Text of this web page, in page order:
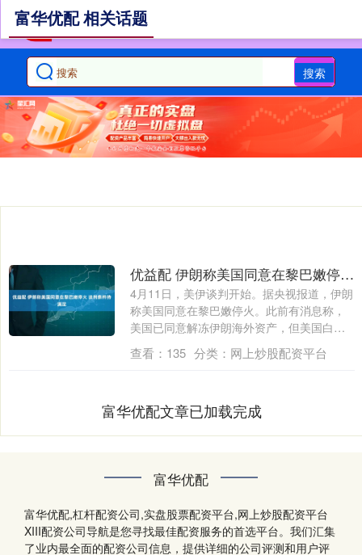
搜索
富华优配 相关话题
优益配 伊朗称美国同意在黎巴嫩停火 谈判条件待满足
4月11日，美伊谈判开始。据央视报道，伊朗
称美国同意在黎巴嫩停火。此前有消息称，
美国已同意解冻伊朗海外资产，但美国白宫
否....
查看： 135 分类： 网上炒股配资平台
富华优配文章已加载完成
富华优配
富华优配,杠杆配资公司,实盘股票配资平台,网上炒股配资平台
XIII‌配资公司导航是您寻找最佳配资服务的首选平台。我们汇集
了业内最全面的配资公司信息，提供详细的公司评测和用户评